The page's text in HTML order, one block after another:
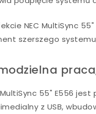
NEC MultiSync
szerszego
MultiSync 55" E556
z USB,